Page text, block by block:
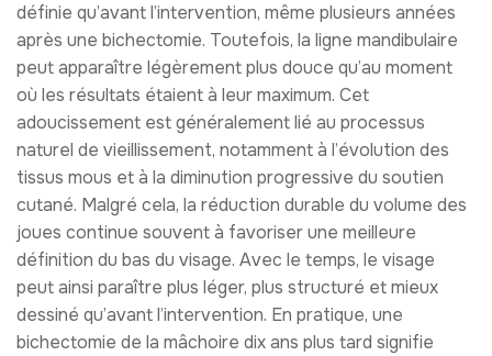
définie qu’avant l’intervention, même plusieurs années
après une bichectomie. Toutefois, la ligne mandibulaire
peut apparaître légèrement plus douce qu’au moment
où les résultats étaient à leur maximum. Cet
adoucissement est généralement lié au processus
naturel de vieillissement, notamment à l’évolution des
tissus mous et à la diminution progressive du soutien
cutané. Malgré cela, la réduction durable du volume des
joues continue souvent à favoriser une meilleure
définition du bas du visage. Avec le temps, le visage
peut ainsi paraître plus léger, plus structuré et mieux
dessiné qu’avant l’intervention. En pratique, une
bichectomie de la mâchoire dix ans plus tard signifie